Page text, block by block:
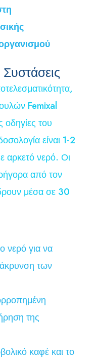
Femixal
του
είναι 1-2
αρκετό νερό. Οι
από τον
μέσα σε 30
νερό για να
των
της
καφέ και το